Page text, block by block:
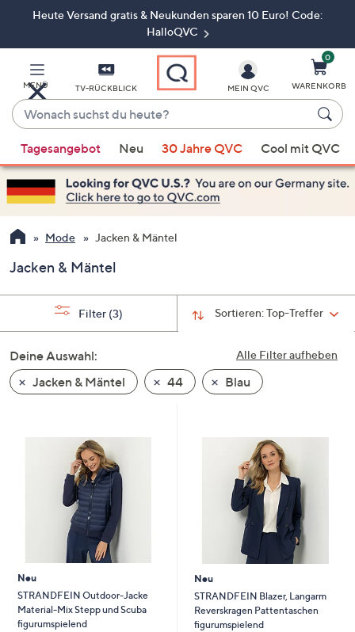
ZumHeute Versand gratis & Neukunden sparen 10 Euro! Code:
HalloQVC
MENÜ TV-RÜCKBLICK
Wonach
suchst
du
heute?
Vorschläge
verfügbar
sind,
verwenden
Sie
Pfeiltasten
nach
und
nach
unten
oder
um
diese
anzuzeigen.
MEIN QVC
0
WARENKORB
Tagesangebot Neu 30 Jahre QVC Cool mit QVC
Mode Jacken & Mäntel
Jacken & Mäntel
Sortieren:Top-Treffer
Filter (3)
Alle Filter aufheben
Deine Auswahl:
Jacken & Mäntel
44 Blau
Neu
STRANDFEIN Outdoor-Jacke
Material-Mix Stepp und Scuba
figurumspielend
Neu
STRANDFEIN Blazer, Langarm
Reverskragen Pattentaschen
figurumspielend